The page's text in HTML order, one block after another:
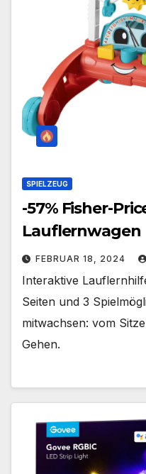
SPIELZEUG
-57% Fisher-
Lauflernwagen
FEBRUAR 18, 2024
Interaktive
Seiten und 3
mitwachsen: vom
Gehen.